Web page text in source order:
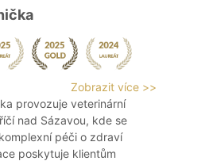
Zobrazit více >>
provozuje veterinární
nad Sázavou, kde se
péči o zdraví
poskytuje klientům